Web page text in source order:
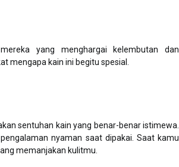
yang menghargai kelembutan dan
mengapa kain ini begitu spesial.
sentuhan kain yang benar-benar istimewa.
nyaman saat dipakai. Saat kamu
memanjakan kulitmu.